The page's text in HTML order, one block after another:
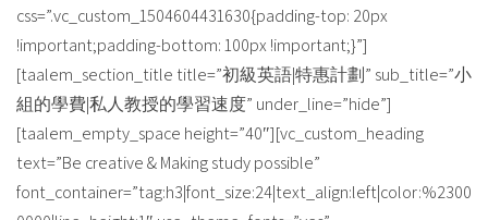
css=”.vc_custom_1504604431630{padding-top: 20px
!important;padding-bottom: 100px !important;}”]
[taalem_section_title title=”初級英語|特惠計劃” sub_title=”小
組的學費|私人教授的學習速度” under_line=”hide”]
[taalem_empty_space height=”40″][vc_custom_heading
text=”Be creative & Making study possible”
font_container=”tag:h3|font_size:24|text_align:left|color:%2300